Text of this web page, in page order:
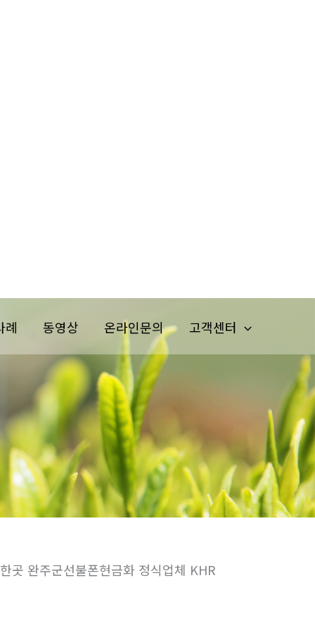
례 동영상 온라인문의 고객센터
곳 완주군선불폰현금화 정식업체 KHR